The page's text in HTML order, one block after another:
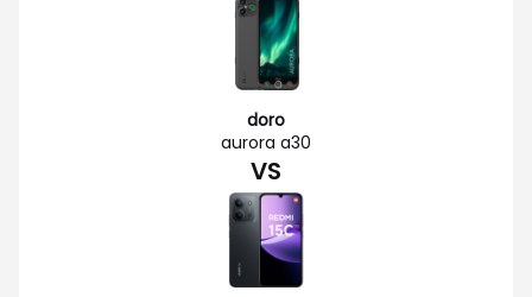
doro
aurora a30
VS